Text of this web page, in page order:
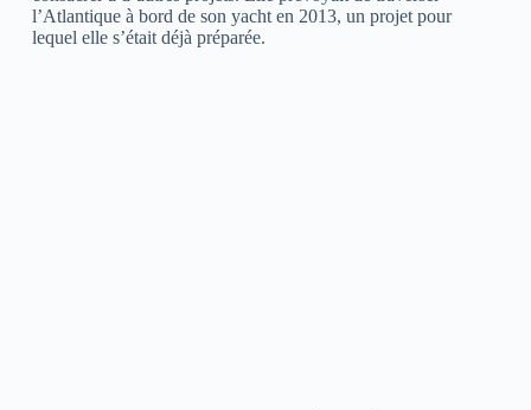
l’Atlantique à bord de son yacht en 2013, un projet pour
lequel elle s’était déjà préparée.